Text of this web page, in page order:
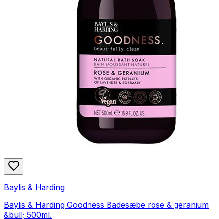
Baylis & Harding
Baylis & Harding Goodness Badesæbe rose & geranium
&bull; 500ml.